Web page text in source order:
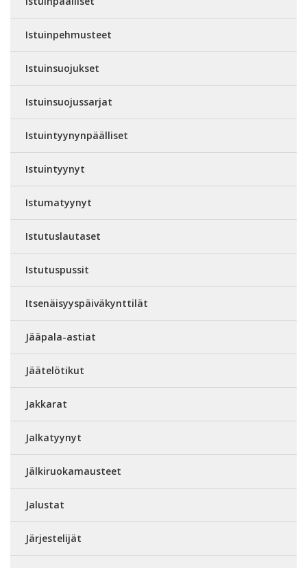
Istuinpehmusteet
Istuinsuojukset
Istuinsuojussarjat
Istuintyynynpäälliset
Istuintyynyt
Istumatyynyt
Istutuslautaset
Istutuspussit
Itsenäisyyspäiväkynttilät
Jääpala-astiat
Jäätelötikut
Jakkarat
Jalkatyynyt
Jälkiruokamausteet
Jalustat
Järjestelijät